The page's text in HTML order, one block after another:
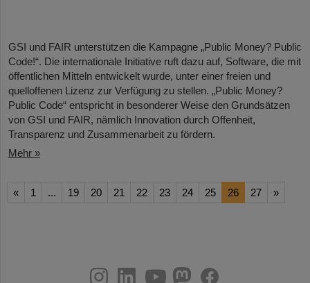
GSI und FAIR unterstützen die Kampagne „Public Money? Public
Code!“. Die internationale Initiative ruft dazu auf, Software, die mit
öffentlichen Mitteln entwickelt wurde, unter einer freien und
quelloffenen Lizenz zur Verfügung zu stellen. „Public Money?
Public Code“ entspricht in besonderer Weise den Grundsätzen
von GSI und FAIR, nämlich Innovation durch Offenheit,
Transparenz und Zusammenarbeit zu fördern.
Mehr »
« 1 ... 19 20 21 22 23 24 25 26 27 »
youtube
helmholtz.social
facebook